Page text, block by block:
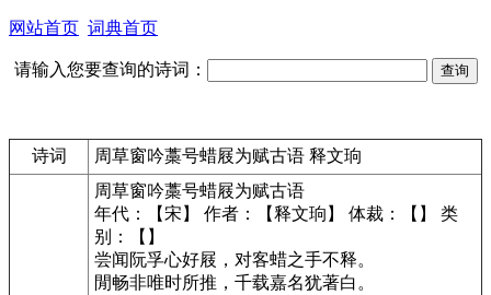
网站首页 词典首页
请输入您要查询的诗词：
诗词 周草窗吟藁号蜡屐为赋古语 释文珦
周草窗吟藁号蜡屐为赋古语
年代：【宋】 作者：【释文珦】 体裁：【】 类
别：【】
尝闻阮孚心好屐，对客蜡之手不释。
閒畅非唯时所推，千载嘉名犹著白。